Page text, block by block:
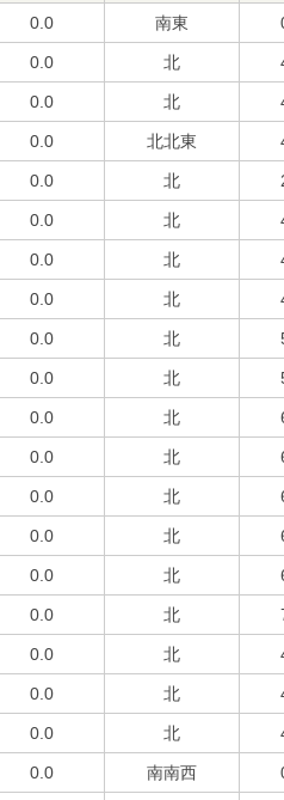
0.0 南東
0.0 北
0.0 北
0.0 北北東
0.0 北
0.0 北
0.0 北
0.0 北
0.0 北
0.0 北
0.0 北
0.0 北
0.0 北
0.0 北
0.0 北
0.0 北
0.0 北
0.0 北
0.0 北
0.0 南南西